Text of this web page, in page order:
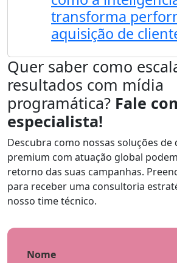
transforma
aquisição de
Quer saber como
resultados com mídia
programática? Fale
especialista!
Descubra como nossas soluções
premium com atuação global
retorno das suas campanhas.
para receber uma consultoria
nosso time técnico.
Nome